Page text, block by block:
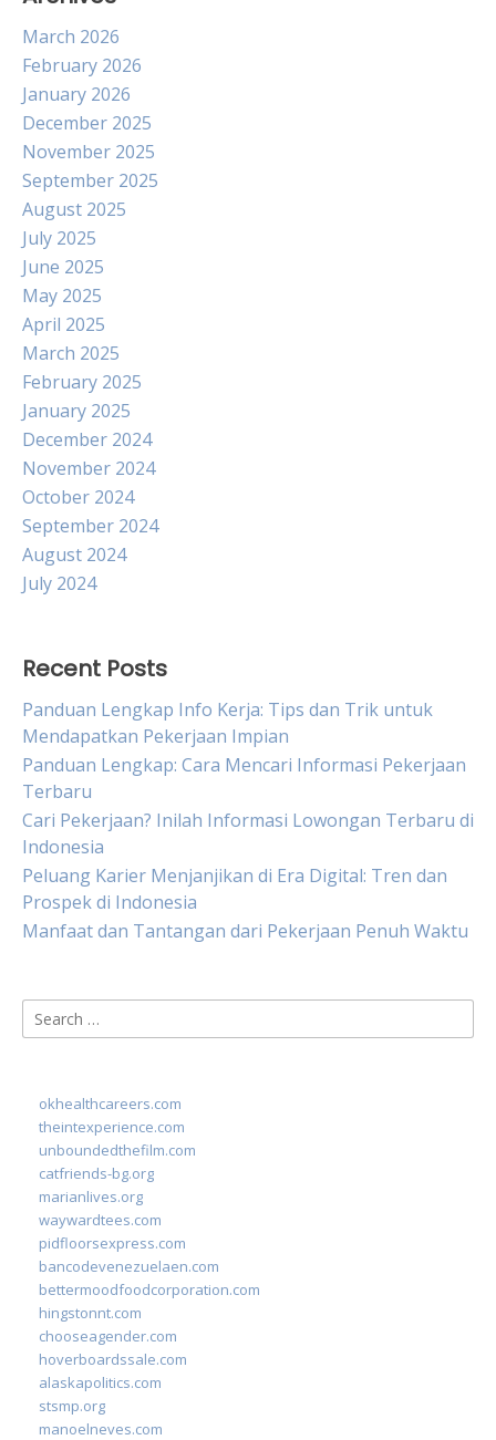
March 2026
February 2026
January 2026
December 2025
November 2025
September 2025
August 2025
July 2025
June 2025
May 2025
April 2025
March 2025
February 2025
January 2025
December 2024
November 2024
October 2024
September 2024
August 2024
July 2024
Recent Posts
Panduan Lengkap Info Kerja: Tips dan Trik untuk
Mendapatkan Pekerjaan Impian
Panduan Lengkap: Cara Mencari Informasi Pekerjaan
Terbaru
Cari Pekerjaan? Inilah Informasi Lowongan Terbaru di
Indonesia
Peluang Karier Menjanjikan di Era Digital: Tren dan
Prospek di Indonesia
Manfaat dan Tantangan dari Pekerjaan Penuh Waktu
Search
for:
okhealthcareers.com
theintexperience.com
unboundedthefilm.com
catfriends-bg.org
marianlives.org
waywardtees.com
pidfloorsexpress.com
bancodevenezuelaen.com
bettermoodfoodcorporation.com
hingstonnt.com
chooseagender.com
hoverboardssale.com
alaskapolitics.com
stsmp.org
manoelneves.com